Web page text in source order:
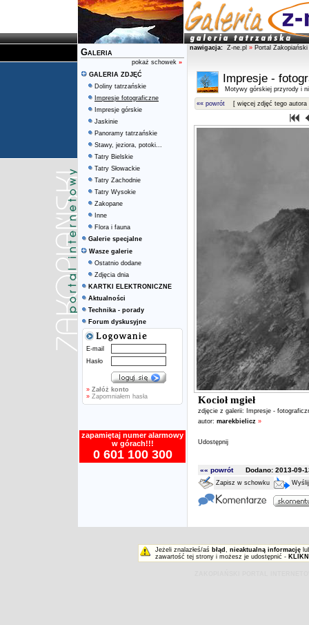
Galeria
pokaż schowek »
GALERIA ZDJĘĆ
Doliny tatrzańskie
Impresje fotograficzne
Impresje górskie
Jaskinie
Panoramy tatrzańskie
Stawy, jeziora, potoki...
Tatry Bielskie
Tatry Słowackie
Tatry Zachodnie
Tatry Wysokie
Zakopane
Inne
Flora i fauna
Galerie specjalne
Wasze galerie
Ostatnio dodane
Zdjęcia dnia
KARTKI ELEKTRONICZNE
Aktualności
Technika - porady
Forum dyskusyjne
E-mail
Hasło
» Załóż konto
» Zapomniałem hasła
zapamiętaj numer alarmowy
w górach!!!
0 601 100 300
nawigacja: Z-ne.pl » Portal Zakopiański
Impresje -
Motywy górskiej przyrody i
«« powrót [ więcej zdjęć tego autora
Kocioł mgieł
zdjęcie z galerii:
Impresje -
autor: marekbielicz »
Udostępnij
«« powrótDodano: 2013-09-
Zapisz w schowku
Jeżeli znalazłeś/aś błąd , nieaktualną informację
zawartość tej strony i możesz je udostępnić -